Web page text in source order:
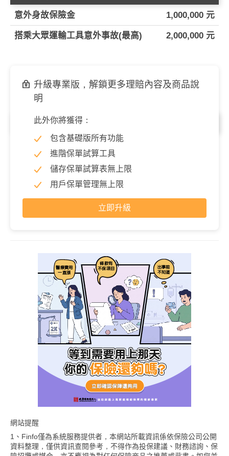
意外身故保險金 1,000,000 元
搭乘大眾運輸工具意外事故(最高) 2,000,000 元
意外醫療
意外住院／日額
骨折醫療(最高)
升級專業版，解鎖更多理賠內容及商品說
明
此外你將獲得：
包含基礎版所有功能
進階保單試算工具
儲存保單試算表無上限
用戶保單管理無上限
立即升級
網站提醒
1、Finfo僅為系統服務提供者，本網站所載資訊係依保險公司公開
資料整理，僅供資訊查閱參考，不得作為投保建議、財務諮詢、保